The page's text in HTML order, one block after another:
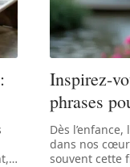
…
Inspirez-
phrases
Dès
dans nos
souvent cette